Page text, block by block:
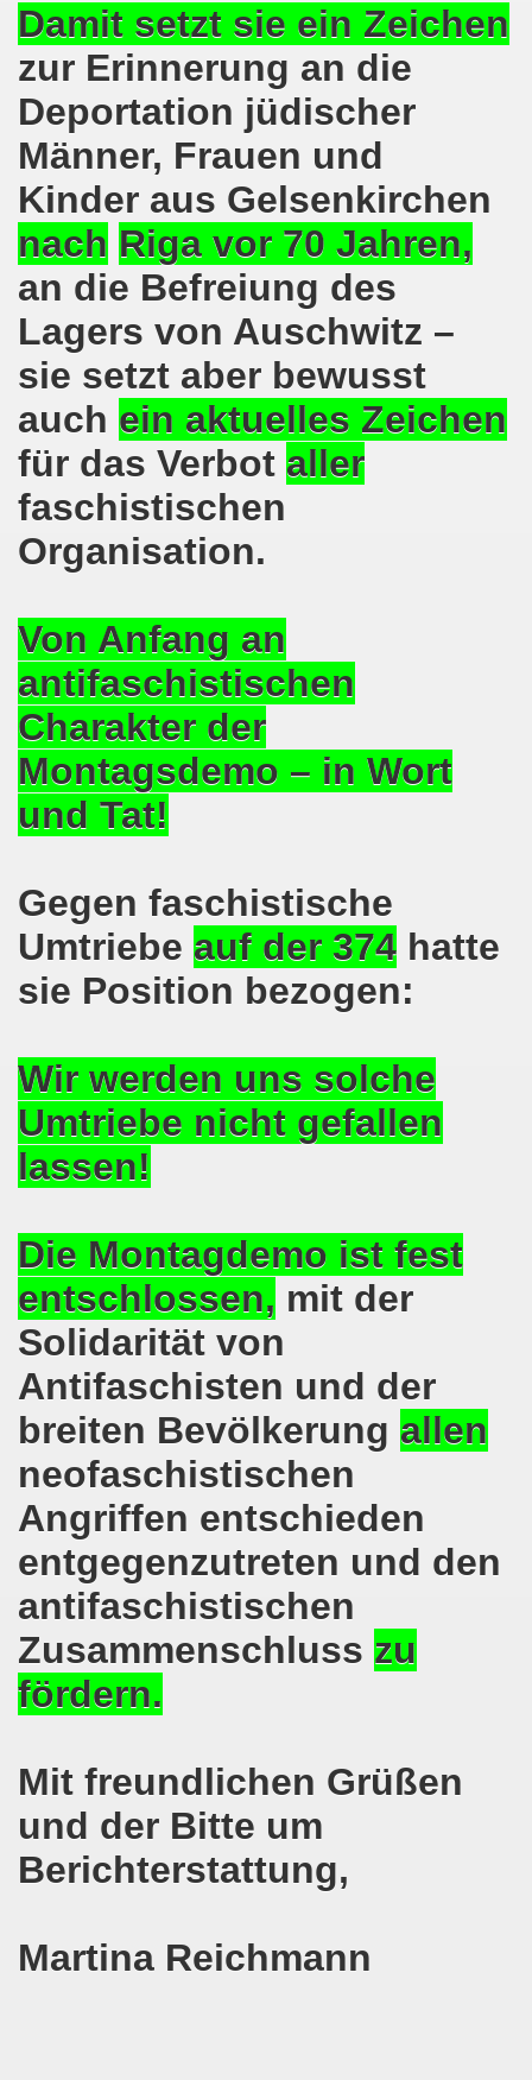
Damit setzt sie ein Zeichen
zur Erinnerung an die
Deportation jüdischer
Männer, Frauen und
Kinder aus Gelsenkirchen
nach Riga vor 70 Jahren,
an die Befreiung des
Lagers von Auschwitz –
sie setzt aber bewusst
auch ein aktuelles Zeichen
für das Verbot aller
faschistischen
Organisation.
Von Anfang an
antifaschistischen
Charakter der
Montagsdemo – in Wort
und Tat!
Gegen faschistische
Umtriebe auf der 374 hatte
sie Position bezogen:
Wir werden uns solche
Umtriebe nicht gefallen
lassen!
Die Montagdemo ist fest
entschlossen, mit der
Solidarität von
Antifaschisten und der
breiten Bevölkerung allen
neofaschistischen
Angriffen entschieden
entgegenzutreten und den
antifaschistischen
Zusammenschluss zu
fördern.
Mit freundlichen Grüßen
und der Bitte um
Berichterstattung,
Martina Reichmann
ruft auf am 22.08.2022 zum Protest und
Montagsdemo-Bewegung: Stärken wir
feierte am 11.07.2022 das 750. Jubiläum der
751. Gelsenkirchener Montagsdemo-Bewegung auf
gegen Inflation, gegen Armut und gegen die
mit bis zu etwa ca. 1.500 Teilnehmerinnen
Montagsdemo-Bewegung am 23.05.2022 - stärken wir
mich aktiv am 01.05.2022 im Zeichen des Kampfes
gleichermaßen bekämpfen am 28.03.2022 auf
Montagsdemo-Bewegung - stärken wir
am 28.02.2022 - breiter Protest und breiter
ruft auf am 28.02.2022 zum Tag des
Bewegung am 14. Februar 2022 in der Innenstadt
der 740. Gelsenkirchener Montagsdemo-Bewegung
macht im neuen Jahr 2022 am 10.01.2022
am 06.12.2021 in Halle an der Saale Contra
Bewegung am 08.11.2021 im Zeichen des Kampfs zur
Armut und auch gegen Arbeitsplatzvernichtung stand
die Abwälzung der Krisenlasten auf unserem
in Gelsenkirchenen-Buer am 11.10.2021
Gelsenkirchener Montagsdemo-Bewegung am
auch wieder für die Landesliste der
am 13.09.2021 im direkten Gespräch -
solidarisch am 12.07.2021 mit Stefan Engel,
Bewegung Gelsenkirchen am 12.07.2021!
Bürger am 14.06.2021 müssen alle
Gelsenkirchener Montagsdemo-Bewegung am
Bewegung am 17.05.2021 setzt Zeichen der Solidarität
am 12.04.2021: Klare Kante gegen Corona-
als einer der Schwerpunkt-Themen am 12.04.2021 der
Bewegung am 29.03.2021 steht konsequent
sendet kämpferische Grüße am 08.03.2021 zum
Bewegung am 08.03.2021 im Zeichen des
Montagsdemo-Bewegung am 08. März